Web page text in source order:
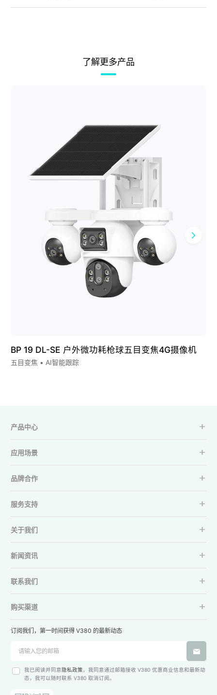
了解更多产品
BP 19 DL-SE 户外微功耗枪球五目变焦4G摄像机
五目变焦 • AI智能跟踪
产品中心
应用场景
品牌合作
服务支持
关于我们
新闻资讯
联系我们
购买渠道
订阅我们，第一时间获得 V380 的最新动态
我已阅读并同意 隐私政策 ，我同意通过邮箱接收 V380 优惠商业信息和最新动
态，我可以随时联系 V380 取消订阅。